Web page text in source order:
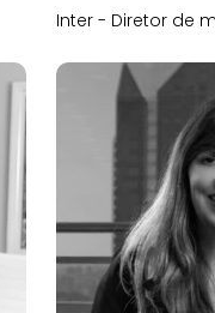
Inter - Diretor de